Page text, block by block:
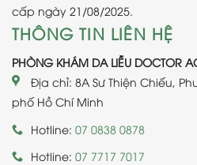
cấp ngày 21/08/2025.
THÔNG TIN LIÊN HỆ
PHÒNG KHÁM DA LIỄU DOCTOR
Địa chỉ: 8A Sư Thiện Chiếu,
phố Hồ Chí Minh
Hotline: 07 0838 0878
Hotline: 07 7717 7017